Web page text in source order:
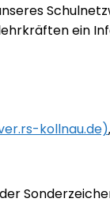
ein
kollnau.de)